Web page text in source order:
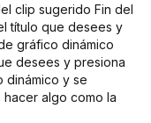
clip sugerido Fin del
título que desees y
gráfico dinámico
desees y presiona
dinámico y se
algo como la